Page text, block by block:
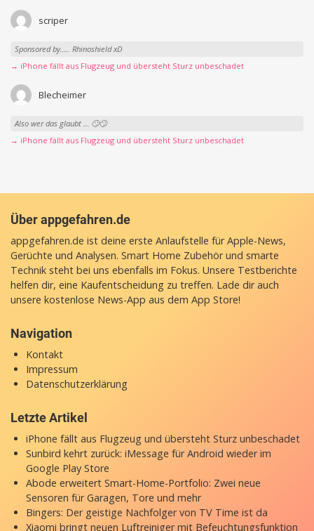
scriper
Sponsored by….. Rhinoshield xD
→ iPhone fällt aus Flugzeug und übersteht Sturz unbeschadet
Blecheimer
Also wer das glaubt … 🙄🙄
→ iPhone fällt aus Flugzeug und übersteht Sturz unbeschadet
Über appgefahren.de
appgefahren.de ist deine erste Anlaufstelle für Apple-News,
Gerüchte und Analysen. Smart Home Zubehör und smarte
Technik steht bei uns ebenfalls im Fokus. Unsere Testberichte
helfen dir, eine Kaufentscheidung zu treffen. Lade dir auch
unsere kostenlose News-App aus dem App Store!
Navigation
Kontakt
Impressum
Datenschutzerklärung
Letzte Artikel
iPhone fällt aus Flugzeug und übersteht Sturz unbeschadet
Sunbird kehrt zurück: iMessage für Android wieder im
Google Play Store
Abode erweitert Smart-Home-Portfolio: Zwei neue
Sensoren für Garagen, Tore und mehr
Bingers: Der geistige Nachfolger von TV Time ist da
Xiaomi bringt neuen Luftreiniger mit Befeuchtungsfunktion